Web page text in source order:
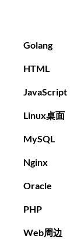
Golang
HTML
JavaScript
Linux桌面
MySQL
Nginx
Oracle
PHP
Web周边